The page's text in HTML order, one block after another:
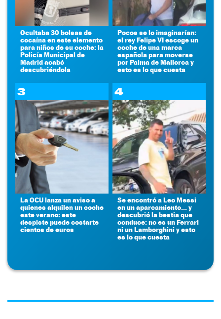
Ocultaba 30 bolsas de
cocaína en este elemento
para niños de su coche: la
Policía Municipal de
Madrid acabó
descubriéndola
Pocos se lo imaginarían:
el rey Felipe VI escoge un
coche de una marca
española para moverse
por Palma de Mallorca y
esto es lo que cuesta
3
La OCU lanza un aviso a
quienes alquilen un coche
este verano: este
despiste puede costarte
cientos de euros
4
Se encontró a Leo Messi
en un aparcamiento... y
descubrió la bestia que
conduce: no es un Ferrari
ni un Lamborghini y esto
es lo que cuesta